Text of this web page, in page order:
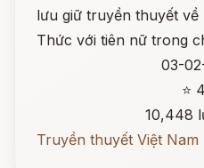
lưu giữ truyền thuyết
Thức với tiên nữ trong
03-
⭐
10,448
Truyền thuyết Việt Nam